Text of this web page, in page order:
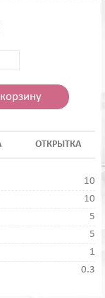
ОТКРЫТКА
10
10
5
5
1
0.3